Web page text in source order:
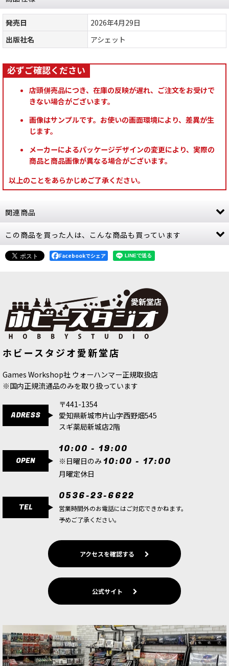
発売日
2026年4月29日
出版社名
アシェット
店頭併売品につき、在庫の反映が遅れ、ご注文をお受けで
きない場合がございます。
画像はサンプルです。お使いの画面環境により、差異が生
じます。
メーカーによるパッケージデザインの変更により、実際の
商品と商品画像が異なる場合がございます。
以上のことをあらかじめご了承ください。
関連商品
[週刊ウォーハンマー] コンバットパトロール 33号
(PART1/2)[38984-4/22]
2,749円(税込)
ポイント使用対象外の商品です。 33号と34号をあ
わせてキットが完成します。ご注意ください。
『ウォーハンマー40,000』は、単なるゲームやホ
ビーでは…
この商品を買った人は、こんな商品も買っています
ター[ 73-04]
ロール 33号(PART1/2)
Facebookでシェア
ホビースタジオ愛新堂店
Games Workshop社 ウォーハンマー正規取扱店
※国内正規流通品のみを取り扱っています
ADRESS
〒441-1354
愛知県新城市片山字西野畑545
スギ薬局新城店2階
OPEN
10:00 - 19:00
※日曜日のみ 10:00 - 17:00
月曜定休日
TEL
0536-23-6622
営業時間外のお電話にはご対応できかねます。
予めご了承ください。
アクセスを確認する
公式サイト